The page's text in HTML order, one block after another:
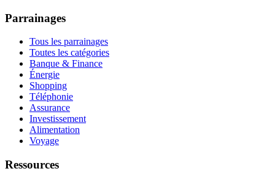
Parrainages
Tous les parrainages
Toutes les catégories
Banque & Finance
Énergie
Shopping
Téléphonie
Assurance
Investissement
Alimentation
Voyage
Ressources